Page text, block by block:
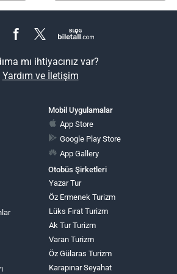
mı ihtiyacınız var?
Yardım ve İletişim
Mobil Uygulamalar
App Store
Google Play Store
App Gallery
Otobüs Şirketleri
Yazar Tur
Öz Ermenek Turizm
Lüks Fırat Turizm
Ak Tur Turizm
Varan Turizm
Öz Gülaras Turizm
Karapınar Seyahat